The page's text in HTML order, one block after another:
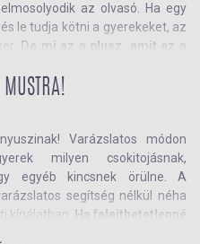
az olvasó. Ha egy
le tudja kötni a gyerekeket, az
De mi az a plusz, amit ez a
MUSTRA!
Varázslatos módon
milyen csokitojásnak,
egyéb kincsnek örülne. A
segítség nélkül néha
kínálatban. Ha felejthetetlenné